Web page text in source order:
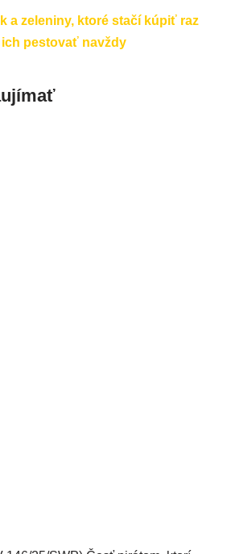
a zeleniny, ktoré stačí kúpiť raz
ich pestovať navždy